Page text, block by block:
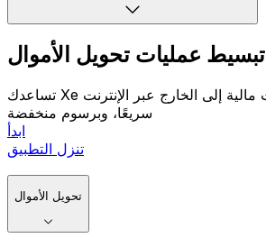
تبسيط عمليات تحويل الأموال
تساعدك Xe على إرسال تحويلات مالية إلى الخارج عبر الإنترنت
سريعًا، وبرسوم منخفضة
ابدأ
تنزل التطبيق
تحويل الأموال